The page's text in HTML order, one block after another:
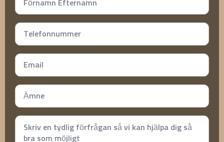
Telefonnummer
Email
Subject
Meddelande